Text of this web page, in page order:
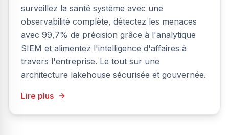
surveillez la santé système avec une
observabilité complète, détectez les menaces
avec 99,7% de précision grâce à l'analytique
SIEM et alimentez l'intelligence d'affaires à
travers l'entreprise. Le tout sur une
architecture lakehouse sécurisée et gouvernée.
Lire plus